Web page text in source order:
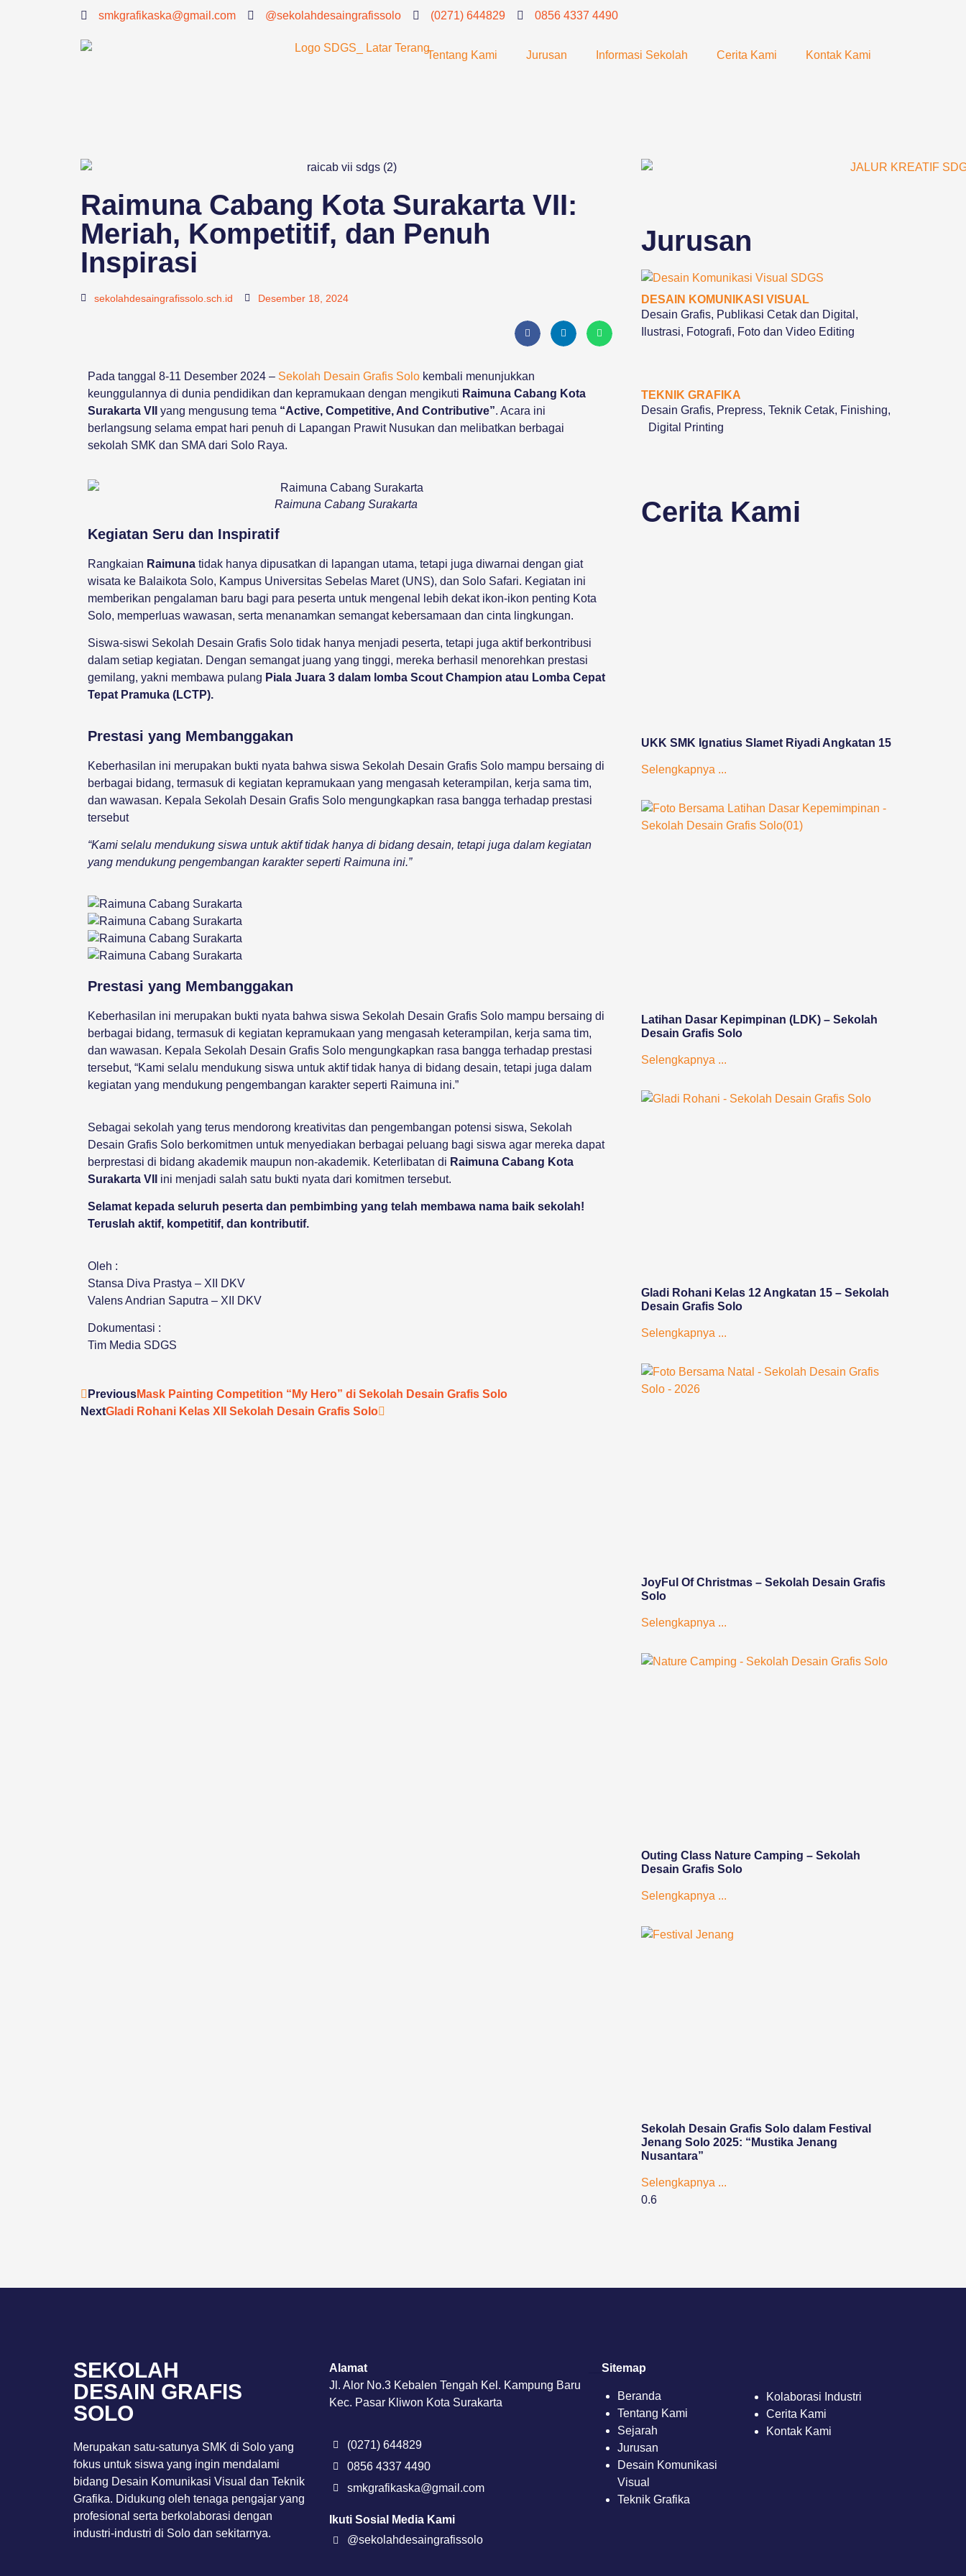
smkgrafikaska@gmail.com @sekolahdesaingrafissolo (0271) 644829 0856 4337 4490
Tentang Kami Jurusan Informasi Sekolah Cerita Kami Kontak Kami
Raimuna Cabang Kota Surakarta VII:
Meriah, Kompetitif, dan Penuh
Inspirasi
sekolahdesaingrafissolo.sch.id Desember 18, 2024
Pada tanggal 8-11 Desember 2024 – Sekolah Desain Grafis Solo kembali menunjukkan
keunggulannya di dunia pendidikan dan kepramukaan dengan mengikuti Raimuna Cabang Kota
Surakarta VII
yang mengusung tema “Active, Competitive, And Contributive”. Acara ini
berlangsung selama empat hari penuh di Lapangan Prawit Nusukan dan melibatkan berbagai
sekolah SMK dan SMA dari Solo Raya.
Raimuna Cabang Surakarta
Kegiatan Seru dan Inspiratif
Rangkaian Raimuna tidak hanya dipusatkan di lapangan utama, tetapi juga diwarnai dengan giat
wisata ke Balaikota Solo, Kampus Universitas Sebelas Maret (UNS), dan Solo Safari. Kegiatan ini
memberikan pengalaman baru bagi para peserta untuk mengenal lebih dekat ikon-ikon penting Kota
Solo, memperluas wawasan, serta menanamkan semangat kebersamaan dan cinta lingkungan.
Siswa-siswi Sekolah Desain Grafis Solo tidak hanya menjadi peserta, tetapi juga aktif berkontribusi
dalam setiap kegiatan. Dengan semangat juang yang tinggi, mereka berhasil menorehkan prestasi
gemilang, yakni membawa pulang Piala Juara 3 dalam lomba Scout Champion atau Lomba Cepat
Tepat Pramuka (LCTP).
Prestasi yang Membanggakan
Keberhasilan ini merupakan bukti nyata bahwa siswa Sekolah Desain Grafis Solo mampu bersaing di
berbagai bidang, termasuk di kegiatan kepramukaan yang mengasah keterampilan, kerja sama tim,
dan wawasan. Kepala Sekolah Desain Grafis Solo mengungkapkan rasa bangga terhadap prestasi
tersebut
“Kami selalu mendukung siswa untuk aktif tidak hanya di bidang desain, tetapi juga dalam kegiatan
yang mendukung pengembangan karakter seperti Raimuna ini.”
Prestasi yang Membanggakan
Keberhasilan ini merupakan bukti nyata bahwa siswa Sekolah Desain Grafis Solo mampu bersaing di
berbagai bidang, termasuk di kegiatan kepramukaan yang mengasah keterampilan, kerja sama tim,
dan wawasan. Kepala Sekolah Desain Grafis Solo mengungkapkan rasa bangga terhadap prestasi
tersebut, “Kami selalu mendukung siswa untuk aktif tidak hanya di bidang desain, tetapi juga dalam
kegiatan yang mendukung pengembangan karakter seperti Raimuna ini.”
Sebagai sekolah yang terus mendorong kreativitas dan pengembangan potensi siswa, Sekolah
Desain Grafis Solo berkomitmen untuk menyediakan berbagai peluang bagi siswa agar mereka dapat
berprestasi di bidang akademik maupun non-akademik. Keterlibatan di Raimuna Cabang Kota
Surakarta VII
ini menjadi salah satu bukti nyata dari komitmen tersebut.
Selamat kepada seluruh peserta dan pembimbing yang telah membawa nama baik sekolah!
Teruslah aktif, kompetitif, dan kontributif.
Oleh :
Stansa Diva Prastya – XII DKV
Valens Andrian Saputra – XII DKV
Dokumentasi :
Tim Media SDGS
PreviousMask Painting Competition “My Hero” di Sekolah Desain Grafis Solo
NextGladi Rohani Kelas XII Sekolah Desain Grafis Solo
Jurusan
DESAIN KOMUNIKASI VISUAL
Desain Grafis, Publikasi Cetak dan Digital,
Ilustrasi, Fotografi, Foto dan Video Editing
TEKNIK GRAFIKA
Desain Grafis, Prepress, Teknik Cetak, Finishing,
Digital Printing
Cerita Kami
UKK SMK Ignatius Slamet Riyadi Angkatan 15
Selengkapnya ...
Latihan Dasar Kepimpinan (LDK) – Sekolah
Desain Grafis Solo
Selengkapnya ...
Gladi Rohani Kelas 12 Angkatan 15 – Sekolah
Desain Grafis Solo
Selengkapnya ...
JoyFul Of Christmas – Sekolah Desain Grafis
Solo
Selengkapnya ...
Outing Class Nature Camping – Sekolah
Desain Grafis Solo
Selengkapnya ...
Sekolah Desain Grafis Solo dalam Festival
Jenang Solo 2025: “Mustika Jenang
Nusantara”
Selengkapnya ...
SEKOLAH
DESAIN GRAFIS
SOLO
Merupakan satu-satunya SMK di Solo yang
fokus untuk siswa yang ingin mendalami
bidang Desain Komunikasi Visual dan Teknik
Grafika. Didukung oleh tenaga pengajar yang
profesional serta berkolaborasi dengan
industri-industri di Solo dan sekitarnya.
Alamat
Jl. Alor No.3 Kebalen Tengah Kel. Kampung Baru
Kec. Pasar Kliwon Kota Surakarta
(0271) 644829
0856 4337 4490
smkgrafikaska@gmail.com
Ikuti Sosial Media Kami
@sekolahdesaingrafissolo
Sitemap
Beranda
Tentang Kami
Sejarah
Jurusan
Desain Komunikasi
Visual
Teknik Grafika
Kolaborasi Industri
Cerita Kami
Kontak Kami